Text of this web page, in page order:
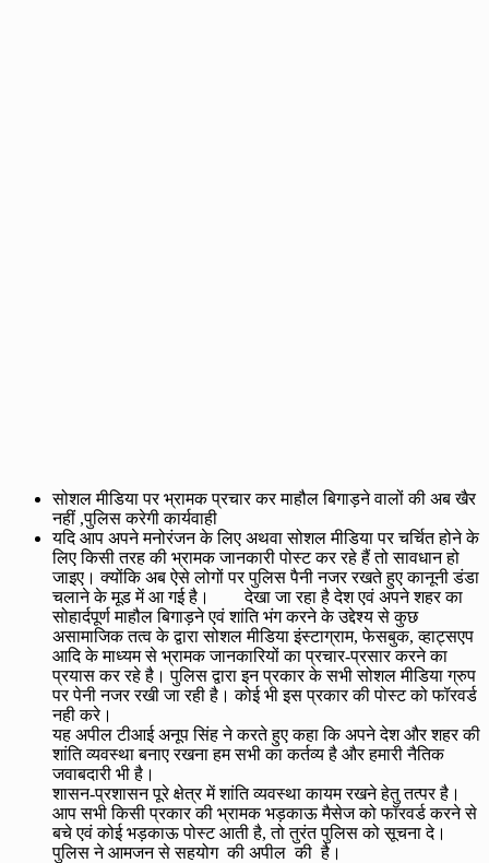
सोशल मीडिया पर भ्रामक प्रचार कर माहौल बिगाड़ने वालों की अब खैर
नहीं ,पुलिस करेगी कार्यवाही
यदि आप अपने मनोरंजन के लिए अथवा सोशल मीडिया पर चर्चित होने के
लिए किसी तरह की भ्रामक जानकारी पोस्ट कर रहे हैं तो सावधान हो
जाइए। क्योंकि अब ऐसे लोगों पर पुलिस पैनी नजर रखते हुए कानूनी डंडा
चलाने के मूड में आ गई है। देखा जा रहा है देश एवं अपने शहर का
सोहार्दपूर्ण माहौल बिगाड़ने एवं शांति भंग करने के उद्देश्य से कुछ
असामाजिक तत्व के द्वारा सोशल मीडिया इंस्टाग्राम, फेसबुक, व्हाट्सएप
आदि के माध्यम से भ्रामक जानकारियों का प्रचार-प्रसार करने का
प्रयास कर रहे है। पुलिस द्वारा इन प्रकार के सभी सोशल मीडिया ग्रुप
पर पेनी नजर रखी जा रही है। कोई भी इस प्रकार की पोस्ट को फॉरवर्ड
नही करे।
यह अपील टीआई अनूप सिंह ने करते हुए कहा कि अपने देश और शहर की
शांति व्यवस्था बनाए रखना हम सभी का कर्तव्य है और हमारी नैतिक
जवाबदारी भी है।
शासन-प्रशासन पूरे क्षेत्र में शांति व्यवस्था कायम रखने हेतु तत्पर है।
आप सभी किसी प्रकार की भ्रामक भड़काऊ मैसेज को फॉरवर्ड करने से
बचे एवं कोई भड़काऊ पोस्ट आती है, तो तुरंत पुलिस को सूचना दे।
पुलिस ने आमजन से सहयोग की अपील की है।